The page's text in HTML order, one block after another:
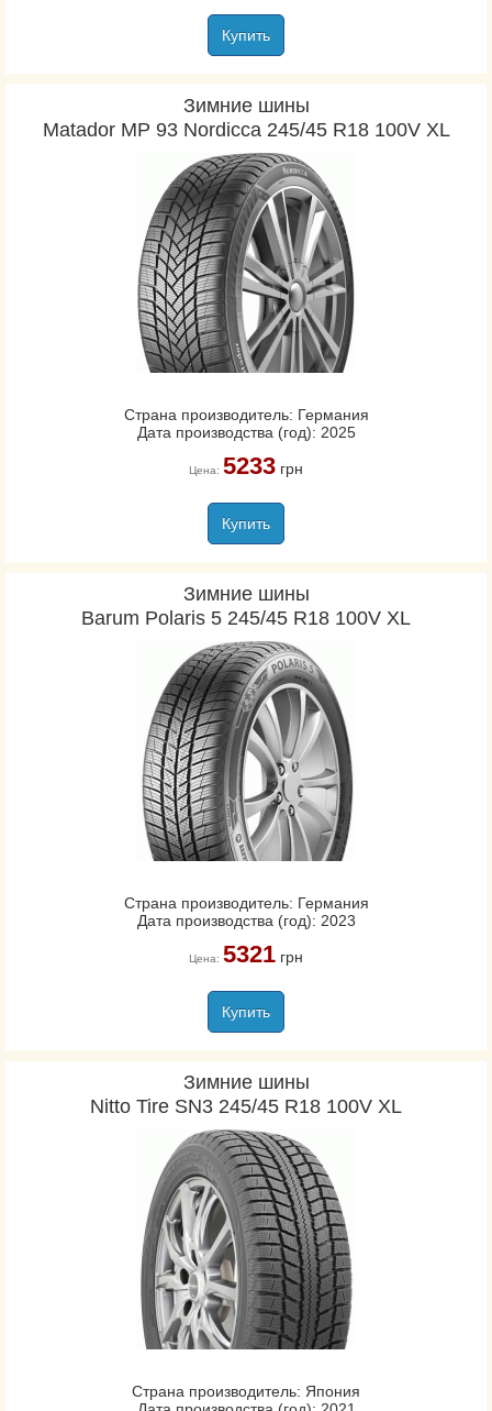
Купить
Зимние шины
Matador MP 93 Nordicca 245/45 R18 100V XL
Страна производитель: Германия
Дата производства (год): 2025
Цена: 5233грн
Купить
Зимние шины
Barum Polaris 5 245/45 R18 100V XL
Страна производитель: Германия
Дата производства (год): 2023
Цена: 5321грн
Купить
Зимние шины
Nitto Tire SN3 245/45 R18 100V XL
Страна производитель: Япония